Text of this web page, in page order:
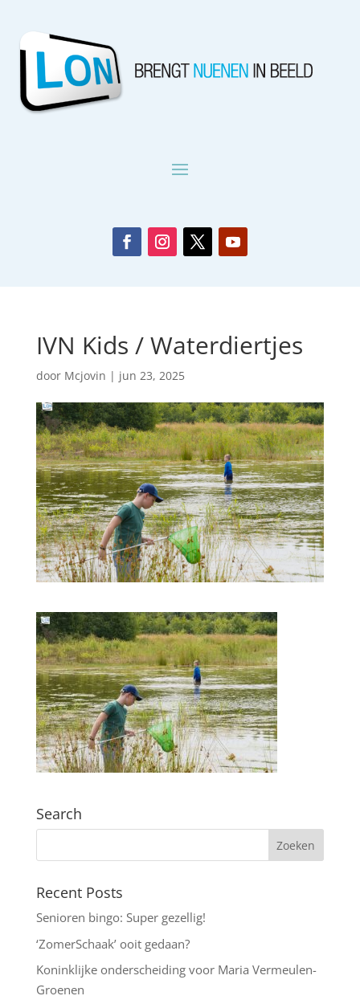
IVN Kids / Waterdiertjes
door Mcjovin | jun 23, 2025
Search
Recent Posts
Senioren bingo: Super gezellig!
‘ZomerSchaak’ ooit gedaan?
Koninklijke onderscheiding voor Maria Vermeulen-
Groenen